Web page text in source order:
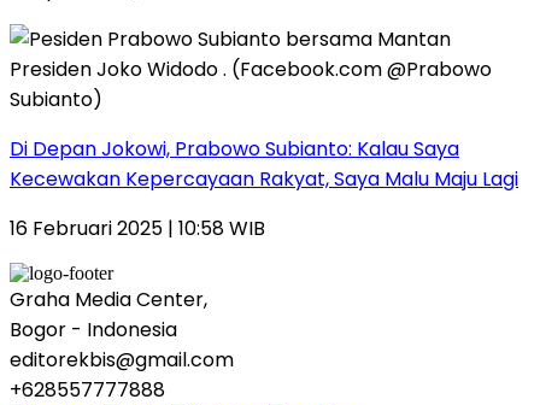
Di Depan Jokowi, Prabowo Subianto: Kalau Saya
Kecewakan Kepercayaan Rakyat, Saya Malu Maju Lagi
16 Februari 2025 | 10:58 WIB
Graha Media Center,
Bogor - Indonesia
editorekbis@gmail.com
+628557777888